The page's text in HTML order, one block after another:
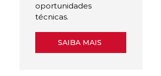
oportunidades
técnicas.
SAIBA MAIS